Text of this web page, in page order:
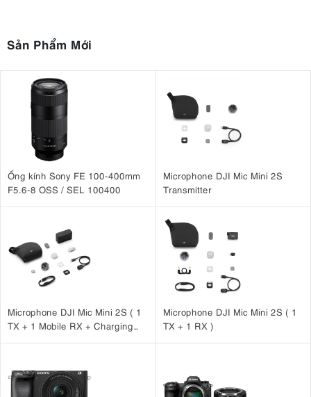
Sản Phẩm Mới
Ống kính Sony FE 100-400mm
F5.6-8 OSS / SEL 100400
Microphone DJI Mic Mini 2S
Transmitter
Microphone DJI Mic Mini 2S ( 1
TX + 1 Mobile RX + Charging
Microphone DJI Mic Mini 2S ( 1
TX + 1 RX )